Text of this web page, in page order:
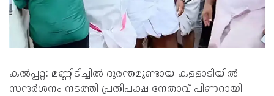
കൽപ്പറ്റ: മണ്ണിടിച്ചിൽ ദുരന്തമുണ്ടായ കള്ളാടിയിൽ
സന്ദർശനം നടത്തി പ്രതിപക്ഷ നേതാവ് പിണറായി